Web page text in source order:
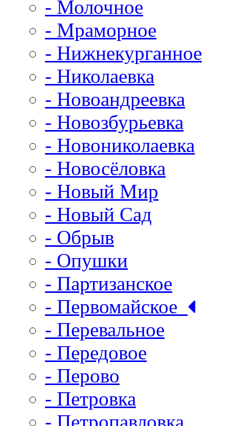
- Молочное
- Мраморное
- Нижнекурганное
- Николаевка
- Новоандреевка
- Новозбурьевка
- Новониколаевка
- Новосёловка
- Новый Мир
- Новый Сад
- Обрыв
- Опушки
- Партизанское
- Первомайское
- Перевальное
- Передовое
- Перово
- Петровка
- Петропавловка